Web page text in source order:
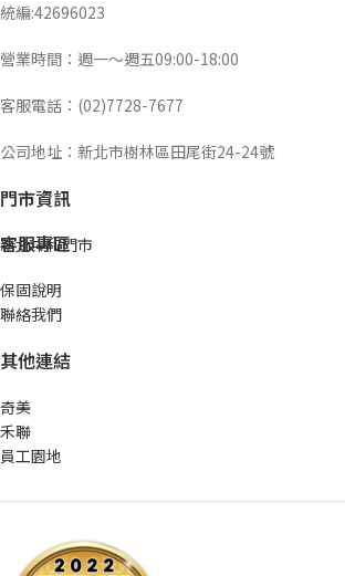
統編:42696023
營業時間：週一～週五09:00-18:00
客服電話：(02)7728-7677
公司地址：新北市樹林區田尾街24-24號
門市資訊
新北中和門市
客服專區
保固說明
聯絡我們
其他連結
奇美
禾聯
員工園地